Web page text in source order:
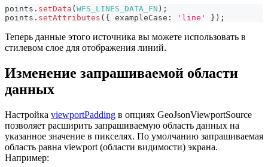
points . setData ( WFS_LINES_DATA_FN ) ;
points . setAttributes ( { exampleCase : 'line' } ) ;
Теперь данные этого источника вы можете использовать в
стилевом слое для отображения линий.
Изменение запрашиваемой области
данных
Настройка viewportPadding в опциях GeoJsonViewportSource
позволяет расширить запрашиваемую область данных на
указанное значение в пикселях. По умолчанию запрашиваемая
область равна viewport (области видимости) экрана.
Например: